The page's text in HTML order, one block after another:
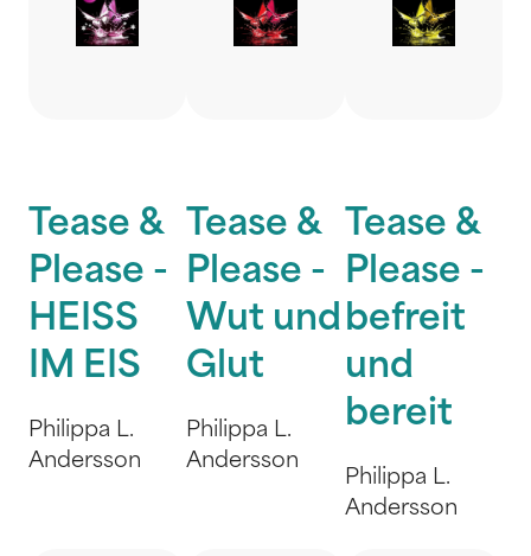
Tease &
Please -
HEISS
IM EIS
Philippa L.
Andersson
Tease &
Please -
Wut und
Glut
Philippa L.
Andersson
Tease &
Please -
befreit
und
bereit
Philippa L.
Andersson